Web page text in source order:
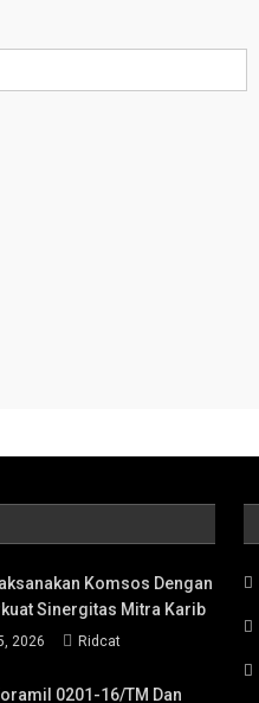
Komsos Dengan
Sinergitas Mitra Karib
2026 Ridcat
0201-16/TM Dan